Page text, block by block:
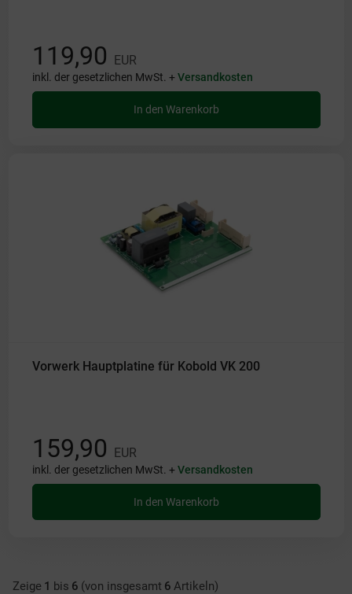
119,90 EUR
inkl. der gesetzlichen MwSt. +Versandkosten
In den Warenkorb
Vorwerk Hauptplatine für Kobold VK 200
159,90 EUR
inkl. der gesetzlichen MwSt. +Versandkosten
In den Warenkorb
Zeige 1 bis 6 (von insgesamt 6 Artikeln)